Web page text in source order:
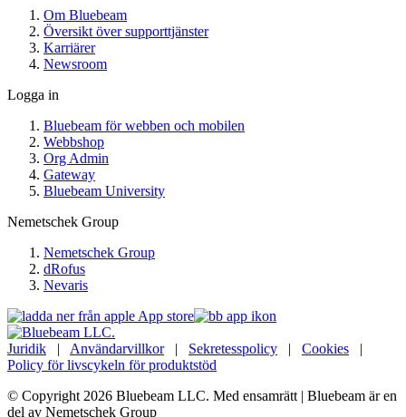
Om Bluebeam
Översikt över supporttjänster
Karriärer
Newsroom
Logga in
Bluebeam för webben och mobilen
Webbshop
Org Admin
Gateway
Bluebeam University
Nemetschek Group
Nemetschek Group
dRofus
Nevaris
Juridik | Användarvillkor| Sekretesspolicy | Cookies |
Policy för livscykeln för produktstöd
© Copyright 2026 Bluebeam LLC. Med ensamrätt | Bluebeam är en
del av Nemetschek Group